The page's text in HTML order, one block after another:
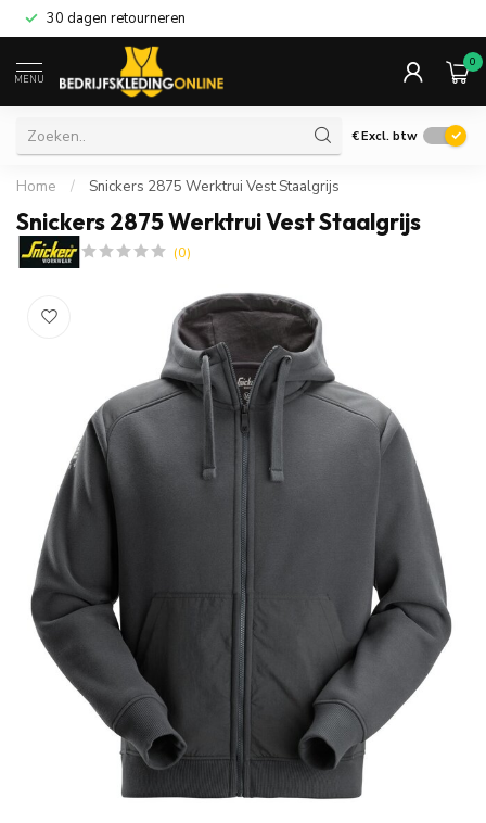
30 dagen retourneren
MENU
0
€Excl. btw
Home / Snickers 2875 Werktrui Vest Staalgrijs
Snickers 2875 Werktrui Vest Staalgrijs
(0)